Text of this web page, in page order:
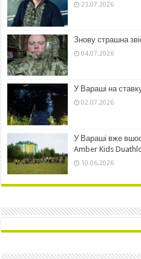
23.07.2026
Знову страшна
04.07.2026
У Вараші на
02.07.2026
У Вараші вже
Amber Kids
10.06.2026